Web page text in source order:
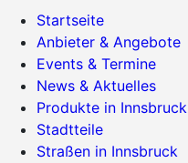
Startseite
Anbieter & Angebote
Events & Termine
News & Aktuelles
Produkte in Innsbruck
Stadtteile
Straßen in Innsbruck